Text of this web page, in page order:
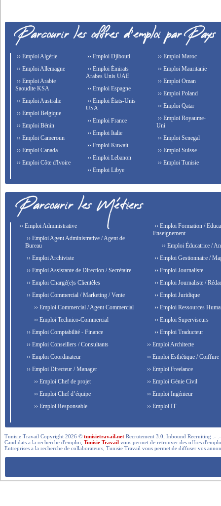
›› Emploi Algérie
›› Emploi Allemagne
›› Emploi Arabie
Saoudite KSA
›› Emploi Australie
›› Emploi Belgique
›› Emploi Bénin
›› Emploi Cameroun
›› Emploi Canada
›› Emploi Côte d'Ivoire
›› Emploi Djibouti
›› Emploi Émirats
Arabes Unis UAE
›› Emploi Espagne
›› Emploi États-Unis
USA
›› Emploi France
›› Emploi Italie
›› Emploi Kuwait
›› Emploi Lebanon
›› Emploi Libye
›› Emploi Maroc
›› Emploi Mauritanie
›› Emploi Oman
›› Emploi Poland
›› Emploi Qatar
›› Emploi Royaume-
Uni
›› Emploi Senegal
›› Emploi Suisse
›› Emploi Tunisie
›› Emploi Administrative
›› Emploi Agent Administrative / Agent de
Bureau
›› Emploi Archiviste
›› Emploi Assistante de Direction / Secrétaire
›› Emploi Chargé(e)s Clientèles
›› Emploi Commercial / Marketing / Vente
›› Emploi Commercial / Agent Commercial
›› Emploi Technico-Commercial
›› Emploi Comptabilité - Finance
›› Emploi Conseillers / Consultants
›› Emploi Coordinateur
›› Emploi Directeur / Manager
›› Emploi Chef de projet
›› Emploi Chef d’équipe
›› Emploi Responsable
›› Emploi Formation /
Enseignement
›› Emploi Éducatrice /
›› Emploi Gestionnaire /
›› Emploi Journaliste
›› Emploi Journaliste /
›› Emploi Juridique
›› Emploi Ressources
›› Emploi Superviseurs
›› Emploi Traducteur
›› Emploi Architecte
›› Emploi Esthétique / Coiffure
›› Emploi Freelance
›› Emploi Génie Civil
›› Emploi Ingénieur
›› Emploi IT
Tunisie Travail Copyright 2026 ©tunisietravail.net Recrutement 3.0, Inbound Recruiting .-
Candidats a la recherche d'emploi,Tunisie Travail vous permet de retrouver des offres
Entreprises a la recherche de collaborateurs, Tunisie Travail vous permet de diffuser vos